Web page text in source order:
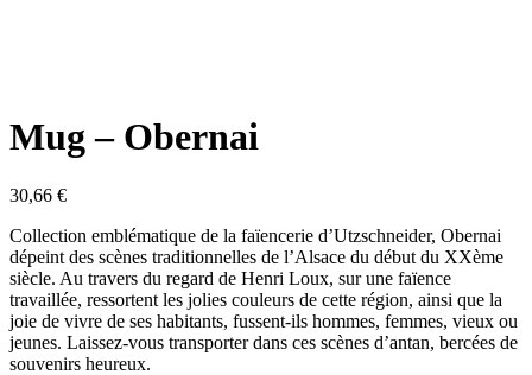
Mug – Obernai
30,66 €
Collection emblématique de la faïencerie d’Utzschneider, Obernai
dépeint des scènes traditionnelles de l’Alsace du début du XXème
siècle. Au travers du regard de Henri Loux, sur une faïence
travaillée, ressortent les jolies couleurs de cette région, ainsi que la
joie de vivre de ses habitants, fussent-ils hommes, femmes, vieux ou
jeunes. Laissez-vous transporter dans ces scènes d’antan, bercées de
souvenirs heureux.